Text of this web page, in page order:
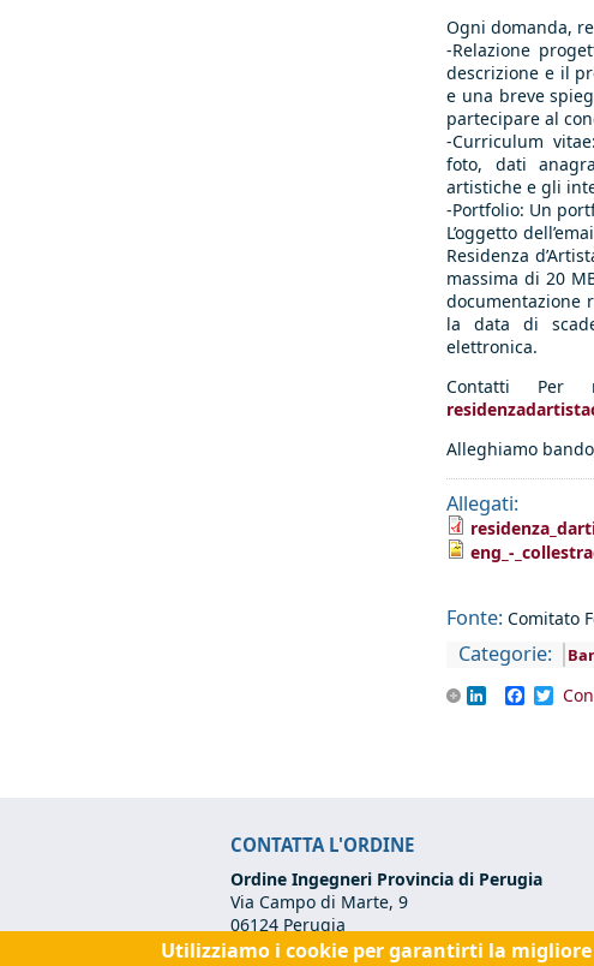
Ogni domanda,
-Relazione
descrizione e il
e una breve
partecipare al
-Curriculum
foto, dati
artistiche e gli
-Portfolio: Un
L’oggetto
Residenza
massima di 20
documentazione
la data di
elettronica.
Contatti Per
Alleghiamo
Allegati:
eng_-
Fonte: Comitato
Categorie:
LinkedIn
CONTATTA L'ORDINE
Ordine Ingegneri Provincia di Perugia
Via Campo di Marte, 9
06124 Perugia
Codice Fiscale:80017570542
Utilizziamo i cookie per garantirti la